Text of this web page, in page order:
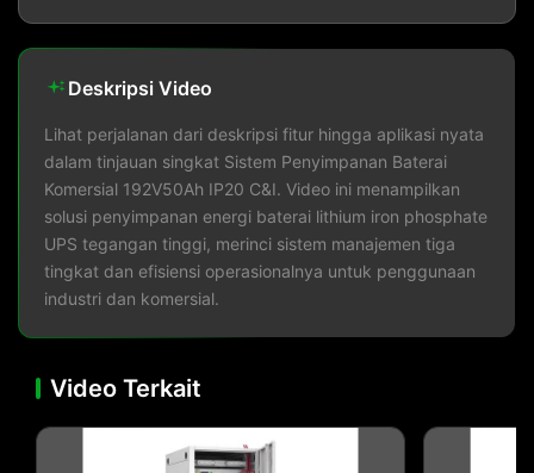
Deskripsi Video
Lihat perjalanan dari deskripsi fitur hingga aplikasi nyata
dalam tinjauan singkat Sistem Penyimpanan Baterai
Komersial 192V50Ah IP20 C&I. Video ini menampilkan
solusi penyimpanan energi baterai lithium iron phosphate
UPS tegangan tinggi, merinci sistem manajemen tiga
tingkat dan efisiensi operasionalnya untuk penggunaan
industri dan komersial.
Video Terkait